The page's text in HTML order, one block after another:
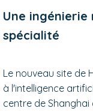
Une
spécialité
Le nouveau site de
à l'intelligence
centre de